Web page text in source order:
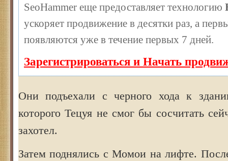
SeoHammer еще предоставляет технологию
ускоряет продвижение в десятки раз, а
появляются уже в течение первых 7 дней.
Зарегистрироваться и Начать
Они подъехали с черного хода к
которого Тецуя не смог бы сосчитать
захотел.
Затем поднялись с Момои на лифте.